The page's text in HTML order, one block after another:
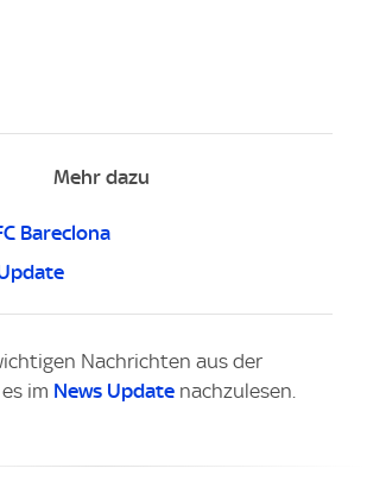
Mehr dazu
Bareclona
Nachrichten aus der
im News Update nachzulesen.